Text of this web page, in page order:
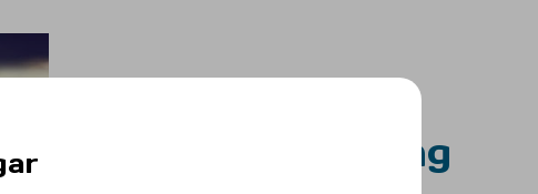
NE Engineering